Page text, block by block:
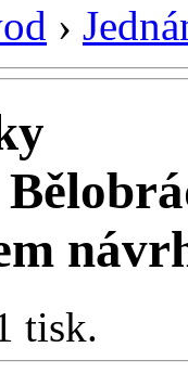
›
tisk.